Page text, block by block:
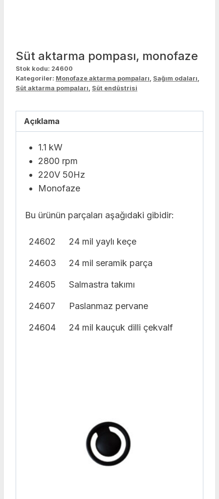
Süt aktarma pompası, monofaze
Stok kodu: 24600
Kategoriler: Monofaze aktarma pompaları, Sağım odaları,
Süt aktarma pompaları, Süt endüstrisi
Açıklama
1.1 kW
2800 rpm
220V 50Hz
Monofaze
Bu ürünün parçaları aşağıdaki gibidir:
24602 24 mil yaylı keçe
24603 24 mil seramik parça
24605 Salmastra takımı
24607 Paslanmaz pervane
24604 24 mil kauçuk dilli çekvalf